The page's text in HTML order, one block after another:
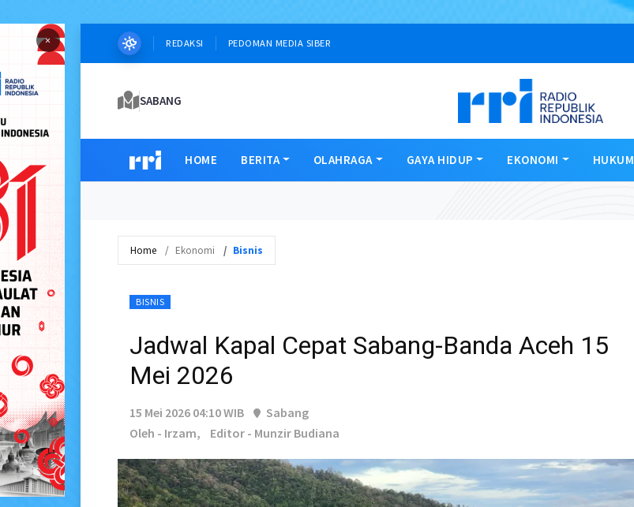
× REDAKSI PEDOMAN MEDIA SIBER
SABANG
HOME BERITA OLAHRAGA GAYA HIDUP EKONOMI HUKUM
Home Ekonomi Bisnis
BISNIS
Jadwal Kapal Cepat Sabang-Banda Aceh 15
Mei 2026
15 Mei 2026 04:10 WIB
Sabang
Oleh - Irzam,
Editor - Munzir Budiana